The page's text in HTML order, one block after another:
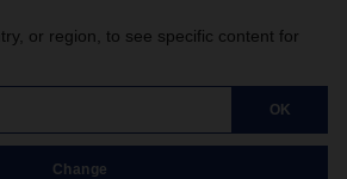
or region, to see specific content for
OK
Change